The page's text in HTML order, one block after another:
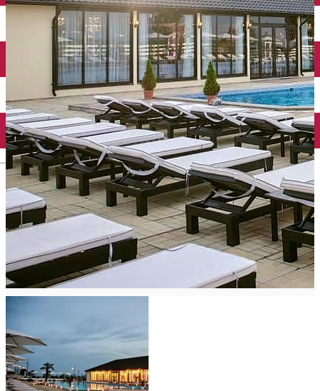
English
Închirieri auto
Închirieri biciclete
Taxi
Încărcare vehicule electrice